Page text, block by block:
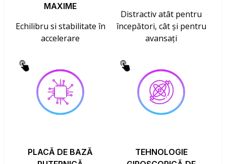
MAXIME
Echilibru si stabilitate în
accelerare
Distractiv atât pentru
începători, cât și pentru
avansați
PLACĂ DE BAZĂ
TEHNOLOGIE